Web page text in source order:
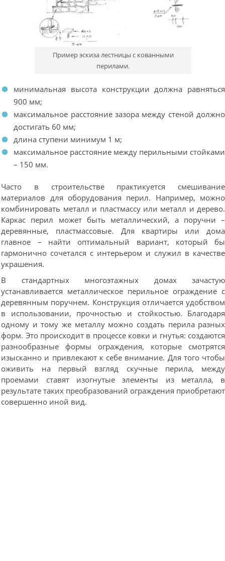
Пример эскиза лестницы с кованными
перилами.
минимальная высота конструкции должна равняться
900 мм;
максимальное расстояние зазора между стеной должно
достигать 60 мм;
длина ступени минимум 1 м;
максимальное расстояние между перильными стойками
– 150 мм.
Часто в строительстве практикуется смешивание
материалов для оборудования перил. Например, можно
комбинировать металл и пластмассу или металл и дерево.
Каркас перил может быть металлический, а поручни –
деревянные, пластмассовые. Для квартиры или дома
главное – найти оптимальный вариант, который бы
гармонично сочетался с интерьером и служил в качестве
украшения.
В стандартных многоэтажных домах зачастую
устанавливается металлическое перильное ограждение с
деревянным поручнем. Конструкция отличается удобством
в использовании, прочностью и стойкостью. Благодаря
одному и тому же металлу можно создать перила разных
форм. Это происходит в процессе ковки и гнутья: создаются
разнообразные формы ограждения, которые смотрятся
изысканно и привлекают к себе внимание. Для того чтобы
оживить на первый взгляд скучные перила, между
проемами ставят изогнутые элементы из металла, в
результате таких преобразований ограждения приобретают
совершенно иной вид.